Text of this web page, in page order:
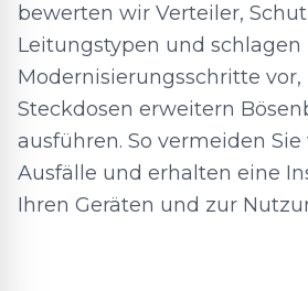
bewerten wir Verteiler,
Leitungstypen und schlagen
Modernisierungsschritte
Steckdosen erweitern
ausführen. So vermeiden
Ausfälle und erhalten eine
Ihren Geräten und zur